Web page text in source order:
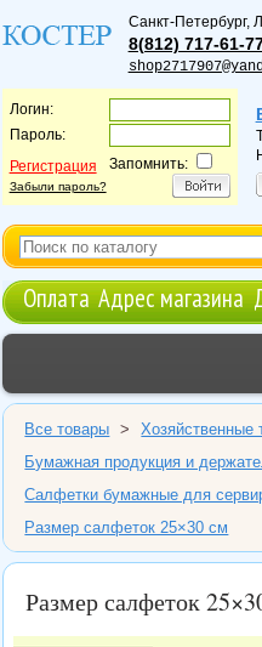
Санкт-Петербург,
8(812) 717-61-
Логин:
Пароль:
Регистрация
Забыли пароль?
Запомнить:
Оплата Адрес магазина
Все товары > Хозяйственные
Бумажная продукция и
Салфетки бумажные для
Размер салфеток 25×30 см
Размер салфеток